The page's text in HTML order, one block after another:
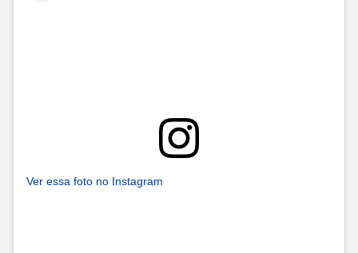
Ver essa foto no Instagram